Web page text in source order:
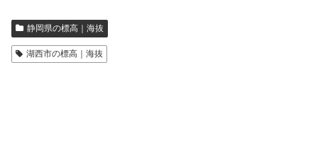
静岡県の標高｜海抜
湖西市の標高｜海抜